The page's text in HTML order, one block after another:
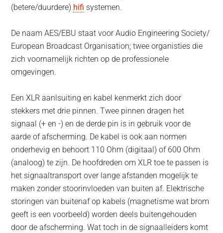
(betere/duurdere) hifi systemen.
De naam AES/EBU staat voor Audio Engineering Society/
European Broadcast Organisation; twee organisties die
zich voornamelijk richten op de professionele
omgevingen.
Een XLR aanlsuiting en kabel kenmerkt zich door
stekkers met drie pinnen. Twee pinnen dragen het
signaal (+ en -) en de derde pin is in gebruik voor de
aarde of afscherming. De kabel is ook aan normen
onderhevig en behoort 110 Ohm (digitaal) of 600 Ohm
(analoog) te zijn. De hoofdreden om XLR toe te passen is
het signaaltransport over lange afstanden mogelijk te
maken zonder stoorinvloeden van buiten af. Elektrische
storingen van buitenaf op kabels (magnetisme wat brom
geeft is een voorbeeld) worden deels buitengehouden
door de afscherming. Wat toch in de signaalleiders komt